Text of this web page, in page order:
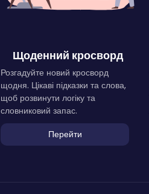
Щоденний кросворд
Розгадуйте новий кросворд
щодня. Цікаві підказки та слова,
щоб розвинути логіку та
словниковий запас.
Перейти